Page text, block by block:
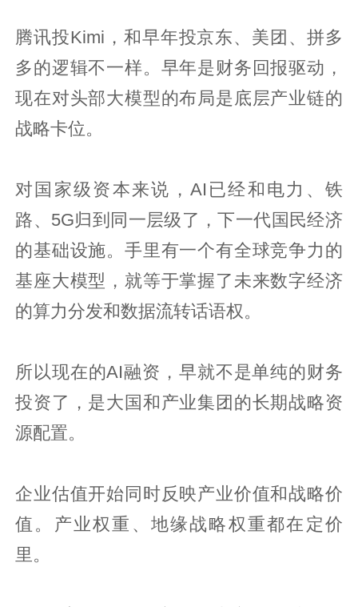
腾讯投Kimi，和早年投京东、美团、拼多
多的逻辑不一样。早年是财务回报驱动，
现在对头部大模型的布局是底层产业链的
战略卡位。
对国家级资本来说，AI已经和电力、铁
路、5G归到同一层级了，下一代国民经济
的基础设施。手里有一个有全球竞争力的
基座大模型，就等于掌握了未来数字经济
的算力分发和数据流转话语权。
所以现在的AI融资，早就不是单纯的财务
投资了，是大国和产业集团的长期战略资
源配置。
企业估值开始同时反映产业价值和战略价
值。产业权重、地缘战略权重都在定价
里。